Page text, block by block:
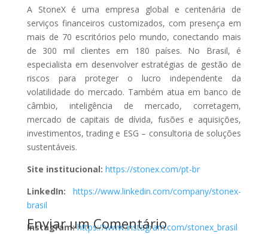
A StoneX é uma empresa global e centenária de
serviços financeiros customizados, com presença em
mais de 70 escritórios pelo mundo, conectando mais
de 300 mil clientes em 180 países. No Brasil, é
especialista em desenvolver estratégias de gestão de
riscos para proteger o lucro independente da
volatilidade do mercado. Também atua em banco de
câmbio, inteligência de mercado, corretagem,
mercado de capitais de dívida, fusões e aquisições,
investimentos, trading e ESG – consultoria de soluções
sustentáveis.
Site institucional: https://stonex.com/pt-br
LinkedIn:
https://www.linkedin.com/company/stonex-
brasil
Instagram: https://www.instagram.com/stonex_brasil
Enviar um Comentário